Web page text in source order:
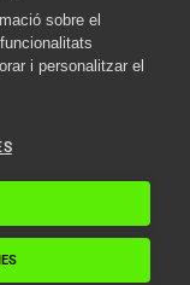
sobre el
i personalitzar el